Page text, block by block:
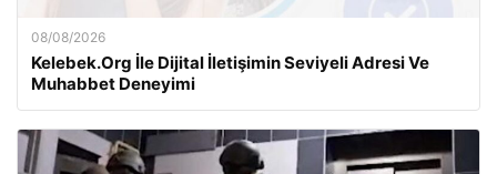
08/08/2026
Kelebek.Org İle Dijital İletişimin Seviyeli Adresi Ve
Muhabbet Deneyimi